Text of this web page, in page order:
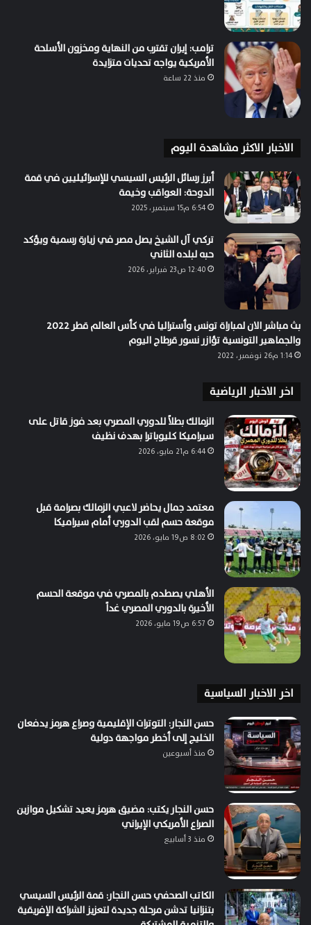
ترامب: إيران تقترب من النهاية ومخزون الأسلحة
الأمريكية يواجه تحديات متزايدة
منذ 22 ساعة
الاخبار الاكثر مشاهدة اليوم
أبرز رسائل الرئيس السيسي للإسرائيليين في قمة
الدوحة: العواقب وخيمة
6:54 م15 سبتمبر، 2025
تركي آل الشيخ يصل مصر في زيارة رسمية ويؤكد
حبه لبلده الثاني
12:40 ص23 فبراير، 2026
بث مباشر الان لمباراة تونس وأستراليا في كأس العالم قطر 2022
والجماهير التونسية تؤازر نسور قرطاج اليوم
1:14 م26 نوفمبر، 2022
اخر الاخبار الرياضية
الزمالك بطلاً للدوري المصري بعد فوز قاتل على
سيراميكا كليوباترا بهدف نظيف
6:44 م21 مايو، 2026
معتمد جمال يحاضر لاعبي الزمالك بصرامة قبل
موقعة حسم لقب الدوري أمام سيراميكا
8:02 ص19 مايو، 2026
الأهلي يصطدم بالمصري في موقعة الحسم
الأخيرة بالدوري المصري غداً
6:57 ص19 مايو، 2026
اخر الاخبار السياسية
حسن النجار: التوترات الإقليمية وصراع هرمز يدفعان
الخليج إلى أخطر مواجهة دولية
منذ أسبوعين
حسن النجار يكتب: مضيق هرمز يعيد تشكيل موازين
الصراع الأمريكي الإيراني
منذ 3 أسابيع
الكاتب الصحفي حسن النجار: قمة الرئيس السيسي
بتنزانيا تدشن مرحلة جديدة لتعزيز الشراكة الإفريقية